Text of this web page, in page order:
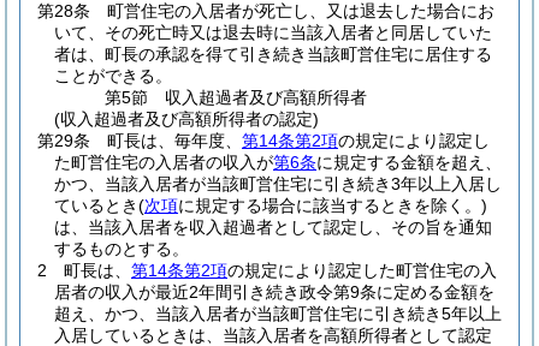
第28条
町営住宅の入居者が死亡し、又は退去した場合にお
いて、その死亡時又は退去時に当該入居者と同居していた
者は、町長の承認を得て引き続き当該町営住宅に居住する
ことができる。
第5節
収入超過者及び高額所得者
(収入超過者及び高額所得者の認定)
第29条
町長は、毎年度、 第14条第2項の規定により認定し
た町営住宅の入居者の収入が第6条に規定する金額を超え、
かつ、当該入居者が当該町営住宅に引き続き3年以上入居し
ているとき(次項に規定する場合に該当するときを除く。)
は、当該入居者を収入超過者として認定し、その旨を通知
するものとする。
2
町長は、 第14条第2項の規定により認定した町営住宅の入
居者の収入が最近2年間引き続き政令第9条に定める金額を
超え、かつ、当該入居者が当該町営住宅に引き続き5年以上
入居しているときは、当該入居者を高額所得者として認定